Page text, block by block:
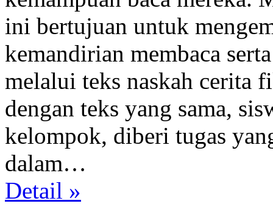
ini bertujuan untuk
kemandirian membaca
melalui teks naskah cerita
dengan teks yang sama,
kelompok, diberi tugas
dalam…
Detail »